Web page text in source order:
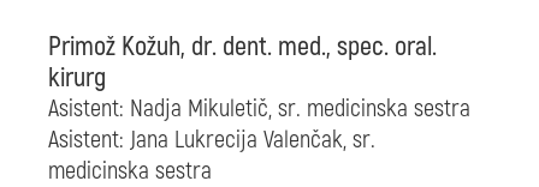
Primož Kožuh, dr. dent. med., spec. oral.
kirurg
Asistent: Nadja Mikuletič, sr. medicinska sestra
Asistent: Jana Lukrecija Valenčak, sr.
medicinska sestra